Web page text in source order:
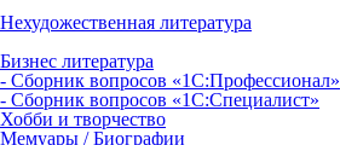
Нехудожественная литература
Бизнес литература
- Сборник вопросов «1С:Профессионал»
- Сборник вопросов «1С:Специалист»
Хобби и творчество
Мемуары / Биографии